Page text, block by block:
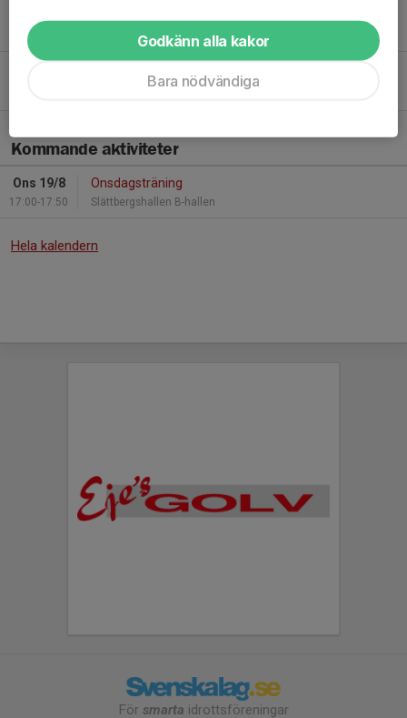
19 mar, 08:37 0
Säsongsavslutning på isen för barn och vuxna !
Kommande aktiviteter
Ons 19/8
17:00-17:50
Onsdagsträning
Slättbergshallen B-hallen
Hela kalendern
För smarta idrottsföreningar
Godkänn alla kakor
Bara nödvändiga